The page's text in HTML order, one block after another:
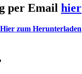
per Email hier
Hier zum Herunterladen